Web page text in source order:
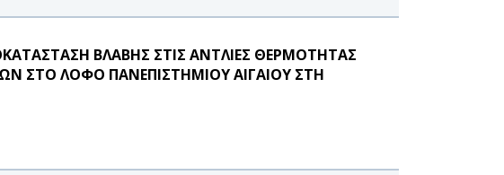
ΒΛΑΒΗΣ ΣΤΙΣ ΑΝΤΛΙΕΣ ΘΕΡΜΟΤΗΤΑΣ
ΣΤΟ ΛΟΦΟ ΠΑΝΕΠΙΣΤΗΜΙΟΥ ΑΙΓΑΙΟΥ ΣΤΗ